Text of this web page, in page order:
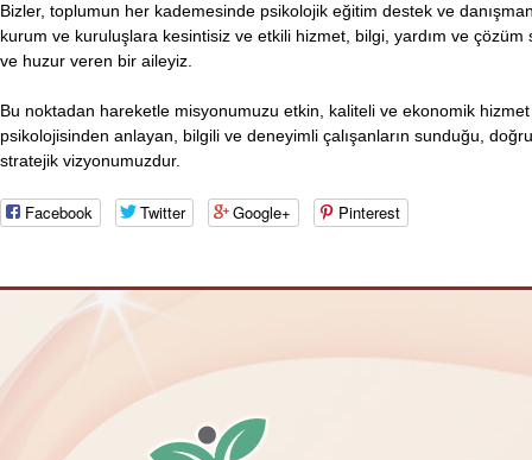
Bizler, toplumun her kademesinde psikolojik eğitim destek ve
kurum ve kuruluşlara kesintisiz ve etkili hizmet, bilgi, yardım ve
ve huzur veren bir aileyiz.
Bu noktadan hareketle misyonumuzu etkin, kaliteli ve ekonomik
psikolojisinden anlayan, bilgili ve deneyimli çalışanların sunduğu,
stratejik vizyonumuzdur.
Facebook Twitter Google+ Pinterest